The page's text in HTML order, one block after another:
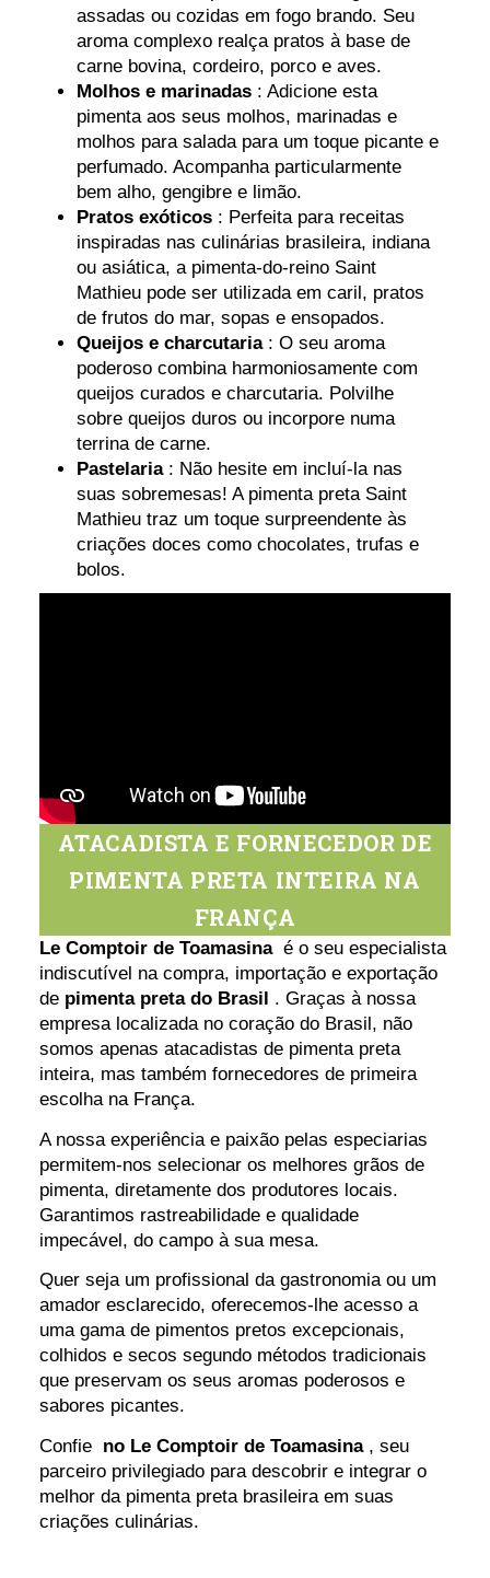
assadas ou cozidas em fogo brando. Seu
aroma complexo realça pratos à base de
carne bovina, cordeiro, porco e aves.
Molhos e marinadas : Adicione esta
pimenta aos seus molhos, marinadas e
molhos para salada para um toque picante e
perfumado. Acompanha particularmente
bem alho, gengibre e limão.
Pratos exóticos : Perfeita para receitas
inspiradas nas culinárias brasileira, indiana
ou asiática, a pimenta-do-reino Saint
Mathieu pode ser utilizada em caril, pratos
de frutos do mar, sopas e ensopados.
Queijos e charcutaria: O seu aroma
poderoso combina harmoniosamente com
queijos curados e charcutaria. Polvilhe
sobre queijos duros ou incorpore numa
terrina de carne.
Pastelaria: Não hesite em incluí-la nas
suas sobremesas! A pimenta preta Saint
Mathieu traz um toque surpreendente às
criações doces como chocolates, trufas e
bolos.
ATACADISTA E FORNECEDOR DE
PIMENTA PRETA INTEIRA NA
FRANÇA
Le Comptoir de Toamasina é o seu especialista
indiscutível na compra, importação e exportação
de pimenta preta do Brasil
. Graças à nossa
empresa localizada no coração do Brasil, não
somos apenas atacadistas de pimenta preta
inteira, mas também fornecedores de primeira
escolha na França.
A nossa experiência e paixão pelas especiarias
permitem-nos selecionar os melhores grãos de
pimenta, diretamente dos produtores locais.
Garantimos rastreabilidade e qualidade
impecável, do campo à sua mesa.
Quer seja um profissional da gastronomia ou um
amador esclarecido, oferecemos-lhe acesso a
uma gama de pimentos pretos excepcionais,
colhidos e secos segundo métodos tradicionais
que preservam os seus aromas poderosos e
sabores picantes.
Confie no Le Comptoir de Toamasina, seu
parceiro privilegiado para descobrir e integrar o
melhor da pimenta preta brasileira em suas
criações culinárias.